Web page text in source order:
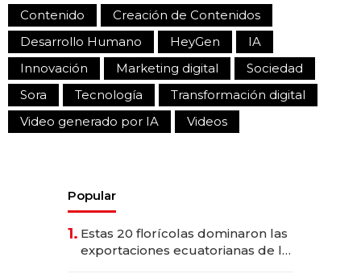
Contenido
Creación de Contenidos
Desarrollo Humano
HeyGen
IA
Innovación
Marketing digital
Sociedad
Sora
Tecnología
Transformación digital
Video generado por IA
Videos
Popular
1. Estas 20 florícolas dominaron las
exportaciones ecuatorianas de la